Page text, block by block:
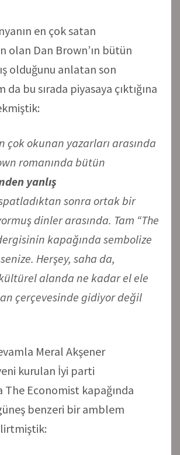
en çok satan
olan Dan Brown’ın bütün
olduğunu anlatan son
da bu sırada piyasaya çıktığına
çok okunan yazarları arasında
romanında bütün
yanlış
sonra ortak bir
dinler arasında. Tam “The
kapağında sembolize
Herşey, saha da,
alanda ne kadar el ele
çerçevesinde gidiyor değil
Meral Akşener
kurulan İyi parti
The Economist kapağında
benzeri bir amblem